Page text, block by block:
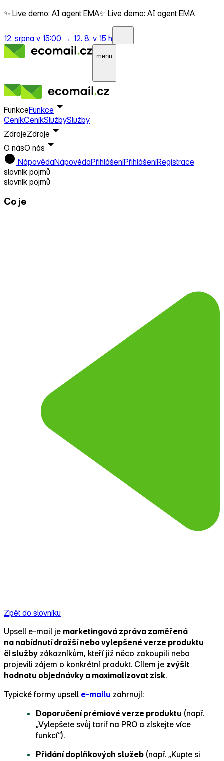
✨ Live demo: AI agent EMA✨ Live demo: AI agent EMA
12. srpna v 15:00 → 12. 8. v 15 h
menu
FunkceFunkce
CeníkCeníkSlužbySlužby
ZdrojeZdroje
O násO nás
NápovědaNápovědaPřihlášeníPřihlášeníRegistrace
slovník pojmů
slovník pojmů
Co je
Zpět do slovníku
Upsell e‑mail je marketingová zpráva zaměřená
na nabídnutí dražší nebo vylepšené verze produktu
či služby zákazníkům, kteří již něco zakoupili nebo
projevili zájem o konkrétní produkt. Cílem je zvýšit
hodnotu objednávky a maximalizovat zisk.
Typické formy upsell e‑mailu zahrnují:
Doporučení prémiové verze produktu (např.
„Vylepšete svůj tarif na PRO a získejte více
funkcí“).
Přidání doplňkových služeb (např. „Kupte si